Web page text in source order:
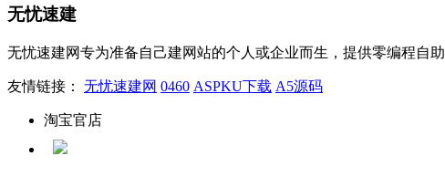
无忧速建
无忧速建网专为准备自己建网站的个人或企业而生，提供零编程自
友情链接： 无忧速建网 0460 ASPKU下载 A5源码
淘宝官店